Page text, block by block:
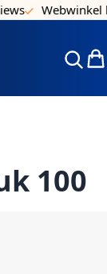
Webwinkel
100